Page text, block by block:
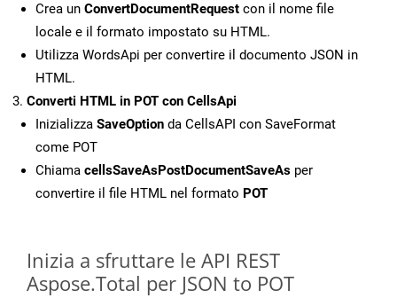
Crea un ConvertDocumentRequest con il nome file
locale e il formato impostato su HTML.
Utilizza WordsApi per convertire il documento JSON in
HTML.
Converti HTML in POT con CellsApi
Inizializza SaveOption da CellsAPI con SaveFormat
come POT
Chiama cellsSaveAsPostDocumentSaveAs per
convertire il file HTML nel formato POT
Inizia a sfruttare le API REST
Aspose.Total per JSON to POT